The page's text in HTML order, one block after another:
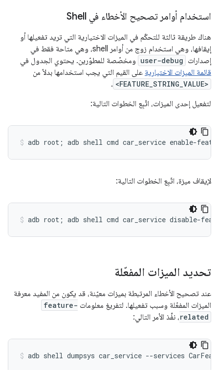
استخدام أوامر تصحيح الأخطاء في Shell
هناك طريقة ثالثة للتحكّم في الميزات الاختيارية التي تريد تفعيلها أو
إيقافها، وهي استخدام زوج من أوامر shell، وهي متاحة فقط في
إصدارات user-debug ومخصّصة للمطوّرين. يحتوي الجدول في
قائمة الميزات الاختيارية على القيم التي يجب استخدامها بدلاً من
<FEATURE_STRING_VALUE>
.
لتفعيل إحدى الميزات، اتّبِع الخطوات التالية:
لإيقاف ميزة، اتّبِع الخطوات التالية:
تحديد الميزات المفعّلة
عند تصحيح الأخطاء المرتبطة بميزات معيّنة، قد يكون من المفيد معرفة
الميزات المفعّلة وسبب تفعيلها. لتفريغ معلومات feature-
related، نفِّذ الأمر التالي: